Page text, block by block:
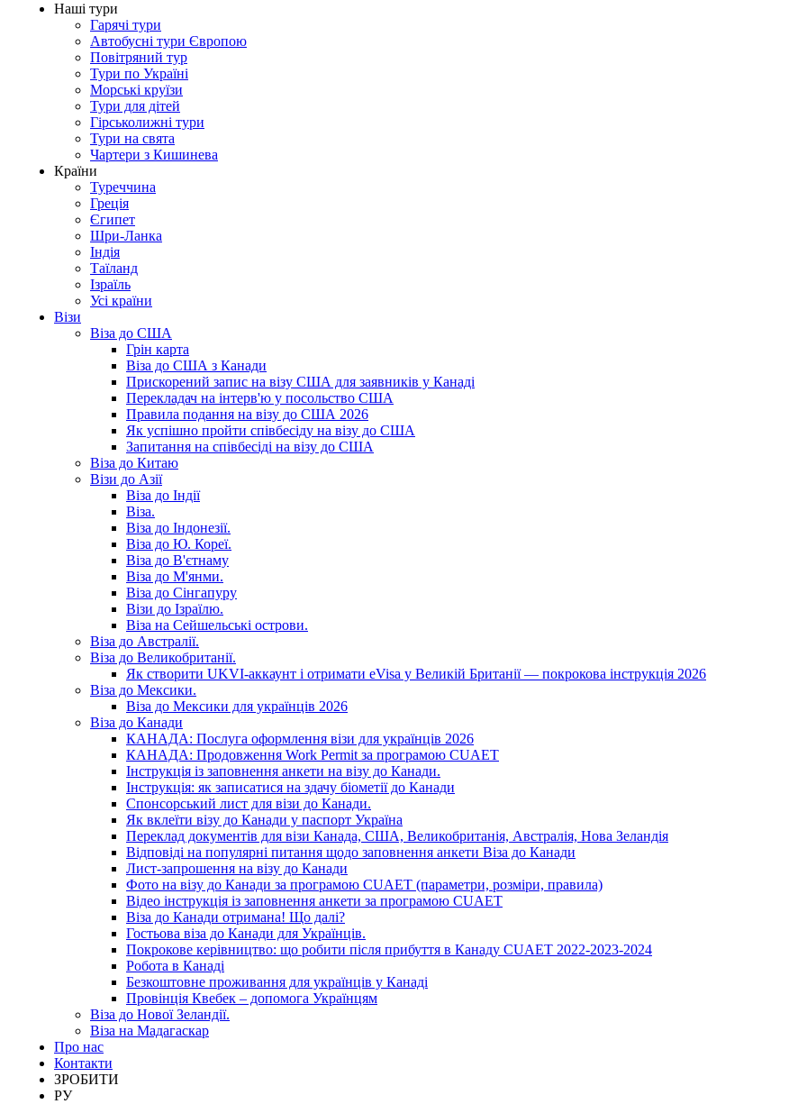
Наші тури
Гарячі тури
Автобусні тури Європою
Повітряний тур
Тури по Україні
Морські круїзи
Тури для дітей
Гірськолижні тури
Тури на свята
Чартери з Кишинева
Країни
Туреччина
Греція
Єгипет
Шри-Ланка
Індія
Таїланд
Ізраїль
Усі країни
Візи
Віза до США
Грін карта
Віза до США з Канади
Прискорений запис на візу США для заявників у Канаді
Перекладач на інтерв'ю у посольство США
Правила подання на візу до США 2026
Як успішно пройти співбесіду на візу до США
Запитання на співбесіді на візу до США
Віза до Китаю
Візи до Азії
Віза до Індії
Віза.
Віза до Індонезії.
Віза до Ю. Кореї.
Віза до В'єтнаму
Віза до М'янми.
Віза до Сінгапуру
Візи до Ізраїлю.
Віза на Сейшельські острови.
Віза до Австралії.
Віза до Великобританії.
Як створити UKVI-аккаунт і отримати eVisa у Великій Британії — покрокова інструкція 2026
Віза до Мексики.
Віза до Мексики для українців 2026
Віза до Канади
КАНАДА: Послуга оформлення візи для українців 2026
КАНАДА: Продовження Work Permit за програмою CUAET
Інструкція із заповнення анкети на візу до Канади.
Інструкція: як записатися на здачу біометії до Канади
Спонсорський лист для візи до Канади.
Як вклеїти візу до Канади у паспорт Україна
Переклад документів для візи Канада, США, Великобританія, Австралія, Нова Зеландія
Відповіді на популярні питання щодо заповнення анкети Віза до Канади
Лист-запрошення на візу до Канади
Фото на візу до Канади за програмою CUAET (параметри, розміри, правила)
Відео інструкція із заповнення анкети за програмою CUAET
Віза до Канади отримана! Що далі?
Гостьова віза до Канади для Українців.
Покрокове керівництво: що робити після прибуття в Канаду CUAET 2022-2023-2024
Робота в Канаді
Безкоштовне проживання для українців у Канаді
Провінція Квебек – допомога Українцям
Віза до Нової Зеландії.
Віза на Мадагаскар
Про нас
Контакти
ЗРОБИТИ
РУ